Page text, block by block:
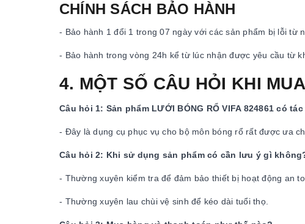
CHÍNH SÁCH BẢO HÀNH
- Bảo hành 1 đổi 1 trong 07 ngày với các sản phẩm bị lỗi từ
- Bảo hành trong vòng 24h kể từ lúc nhận được yêu cầu từ
4. MỘT SỐ CÂU HỎI KHI
Câu hỏi 1: Sản phẩm LƯỚI BÓNG RỔ VIFA 824861 có
- Đây là dụng cụ phục vụ cho bộ môn bóng rổ rất được ưa
Câu hỏi 2: Khi sử dụng sản phẩm có cần lưu ý gì
- Thường xuyên kiểm tra để đảm bảo thiết bị hoạt động an
- Thường xuyên lau chùi vệ sinh để kéo dài tuổi thọ.